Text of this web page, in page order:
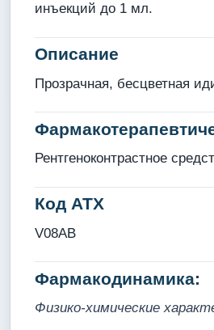
инъекций до 1 мл.
Описание
Прозрачная, бесцветная
Рентгеноконтрастное
Код АТХ
V08AB
Фармакодинамика:
Физико-химические